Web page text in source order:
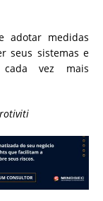
adotar medidas
seus sistemas e
cada vez mais